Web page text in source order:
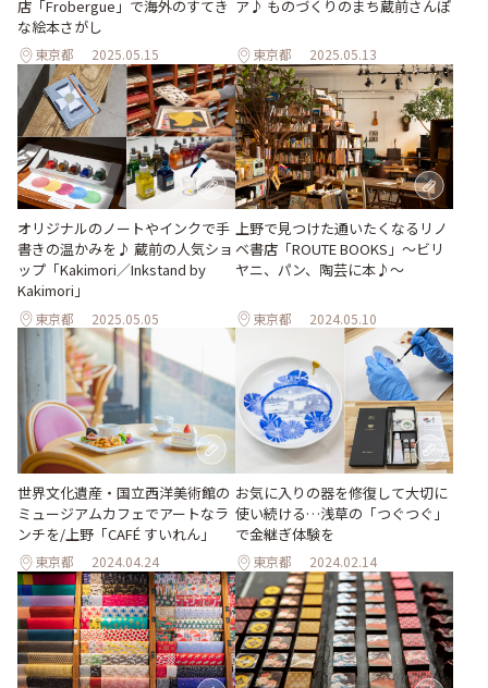
店「Frobergue」で海外のすてき
な絵本さがし
東京都 2025.05.15
ア♪ ものづくりのまち蔵前さんぽ
東京都 2025.05.13
オリジナルのノートやインクで手
書きの温かみを♪ 蔵前の人気ショ
ップ「Kakimori／Inkstand by
Kakimori」
東京都 2025.05.05
上野で見つけた通いたくなるリノ
ベ書店「ROUTE BOOKS」～ビリ
ヤニ、パン、陶芸に本♪～
東京都 2024.05.10
世界文化遺産・国立西洋美術館の
ミュージアムカフェでアートなラ
ンチを/上野「CAFÉ すいれん」
東京都 2024.04.24
お気に入りの器を修復して大切に
使い続ける…浅草の「つぐつぐ」
で金継ぎ体験を
東京都 2024.02.14